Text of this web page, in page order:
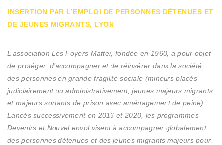
INSERTION PAR L’EMPLOI DE PERSONNES DÉTENUES ET
DE JEUNES MIGRANTS, LYON
L’association Les Foyers Matter, fondée en 1960, a pour objet
de protéger, d’accompagner et de réinsérer dans la société
des personnes en grande fragilité sociale (mineurs placés
judiciairement ou administrativement, jeunes majeurs migrants
et majeurs sortants de prison avec aménagement de peine).
Lancés successivement en 2016 et 2020, les programmes
Devenirs et Nouvel envol visent à accompagner globalement
des personnes détenues et des jeunes migrants majeurs pour